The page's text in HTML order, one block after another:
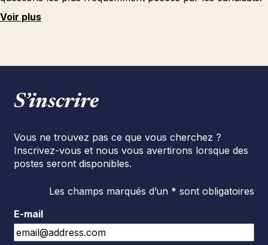
Voir plus
S’inscrire
Vous ne trouvez pas ce que vous cherchez ?
Inscrivez-vous et nous vous avertirons lorsque des
postes seront disponibles.
Les champs marqués d’un * sont obligatoires
E-mail